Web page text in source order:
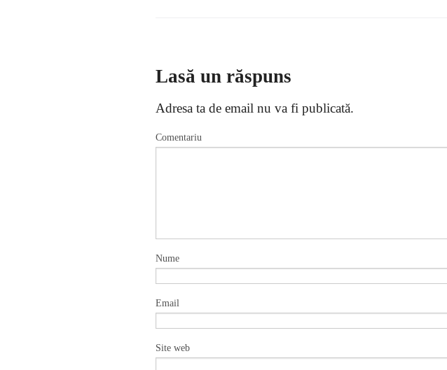
Lasă un răspuns
Adresa ta de email nu va fi publicată.
Comentariu
Nume
Email
Site web